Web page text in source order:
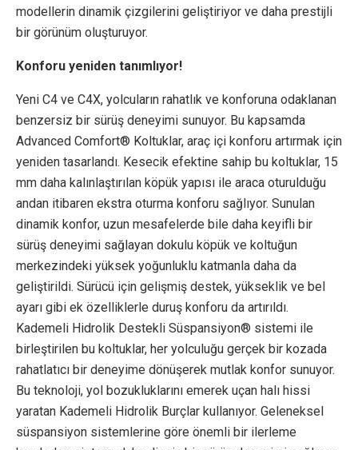
modellerin dinamik çizgilerini geliştiriyor ve daha prestijli
bir görünüm oluşturuyor.
Konforu yeniden tanımlıyor!
Yeni C4 ve C4X, yolcuların rahatlık ve konforuna odaklanan
benzersiz bir sürüş deneyimi sunuyor. Bu kapsamda
Advanced Comfort® Koltuklar, araç içi konforu artırmak için
yeniden tasarlandı. Kesecik efektine sahip bu koltuklar, 15
mm daha kalınlaştırılan köpük yapısı ile araca oturulduğu
andan itibaren ekstra oturma konforu sağlıyor. Sunulan
dinamik konfor, uzun mesafelerde bile daha keyifli bir
sürüş deneyimi sağlayan dokulu köpük ve koltuğun
merkezindeki yüksek yoğunluklu katmanla daha da
geliştirildi. Sürücü için gelişmiş destek, yükseklik ve bel
ayarı gibi ek özelliklerle duruş konforu da artırıldı.
Kademeli Hidrolik Destekli Süspansiyon® sistemi ile
birleştirilen bu koltuklar, her yolculuğu gerçek bir kozada
rahatlatıcı bir deneyime dönüşerek mutlak konfor sunuyor.
Bu teknoloji, yol bozukluklarını emerek uçan halı hissi
yaratan Kademeli Hidrolik Burçlar kullanıyor. Geleneksel
süspansiyon sistemlerine göre önemli bir ilerleme